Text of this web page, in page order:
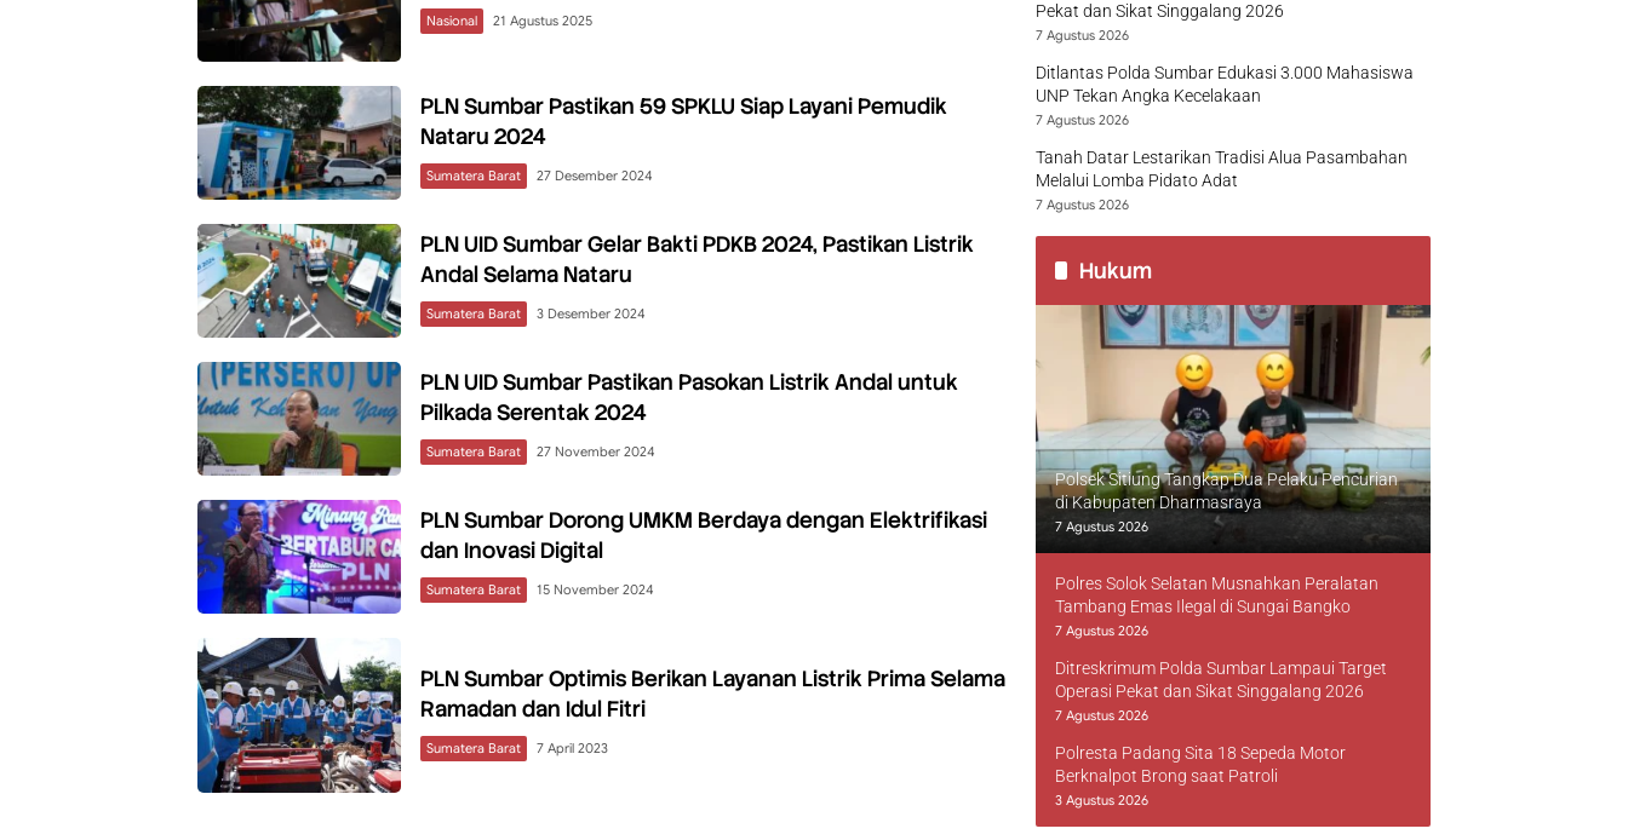
Nasional 21 Agustus 2025
PLN Sumbar Pastikan 59 SPKLU Siap Layani Pemudik
Nataru 2024
Sumatera Barat 27 Desember 2024
PLN UID Sumbar Gelar Bakti PDKB 2024, Pastikan Listrik
Andal Selama Nataru
Sumatera Barat 3 Desember 2024
PLN UID Sumbar Pastikan Pasokan Listrik Andal untuk
Pilkada Serentak 2024
Sumatera Barat 27 November 2024
PLN Sumbar Dorong UMKM Berdaya dengan Elektrifikasi
dan Inovasi Digital
Sumatera Barat 15 November 2024
PLN Sumbar Optimis Berikan Layanan Listrik Prima Selama
Ramadan dan Idul Fitri
Sumatera Barat 7 April 2023
Pekat dan Sikat Singgalang 2026
7 Agustus 2026
Ditlantas Polda Sumbar Edukasi 3.000 Mahasiswa
UNP Tekan Angka Kecelakaan
7 Agustus 2026
Tanah Datar Lestarikan Tradisi Alua Pasambahan
Melalui Lomba Pidato Adat
7 Agustus 2026
Hukum
Polsek Sitiung Tangkap Dua Pelaku Pencurian
di Kabupaten Dharmasraya
7 Agustus 2026
Polres Solok Selatan Musnahkan Peralatan
Tambang Emas Ilegal di Sungai Bangko
7 Agustus 2026
Ditreskrimum Polda Sumbar Lampaui Target
Operasi Pekat dan Sikat Singgalang 2026
7 Agustus 2026
Polresta Padang Sita 18 Sepeda Motor
Berknalpot Brong saat Patroli
3 Agustus 2026